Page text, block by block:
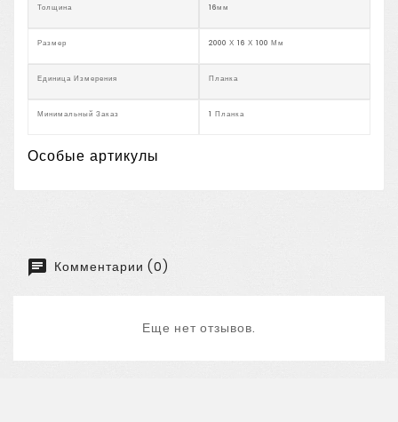
Толщина 16мм
Размер 2000 Х 16 Х 100 Мм
Единица Измерения Планка
Минимальный Заказ 1 Планка
Особые артикулы
Комментарии (0)
Еще нет отзывов.